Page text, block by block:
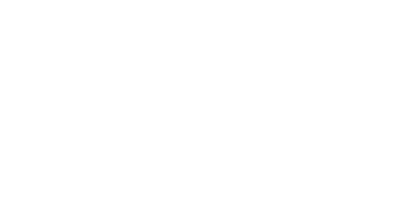
στο καλάθι των αγορών σας ό,τι χρειάζεστε σε είδη -